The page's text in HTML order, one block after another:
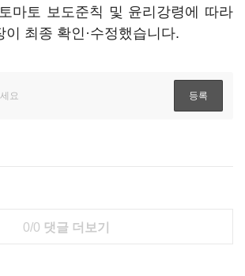
마토 보도준칙 및 윤리강령에 따라
이 최종 확인·수정했습니다.
0/0 댓글 더보기